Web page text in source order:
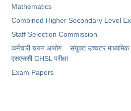
Mathematics
Combined Higher Secondary Level
Staff Selection Commission
कर्मचारी चयन आयोग
संयुक्त उच्चतर माध्यमिक
​एसएससी CHSL परीक्षा
Exam Papers